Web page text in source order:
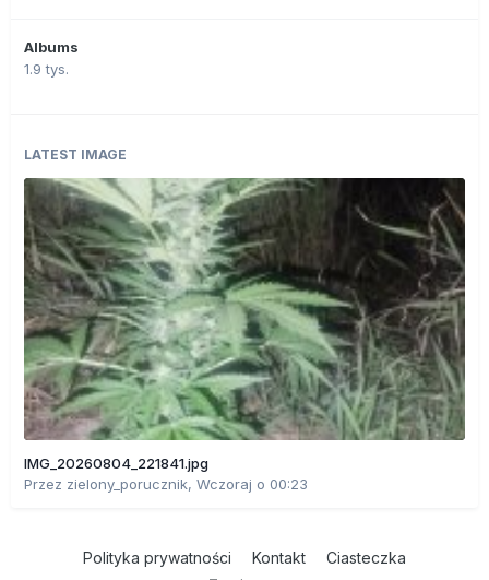
Albums
1.9 tys.
LATEST IMAGE
IMG_20260804_221841.jpg
Przez zielony_porucznik, Wczoraj o 00:23
Polityka prywatności Kontakt Ciasteczka